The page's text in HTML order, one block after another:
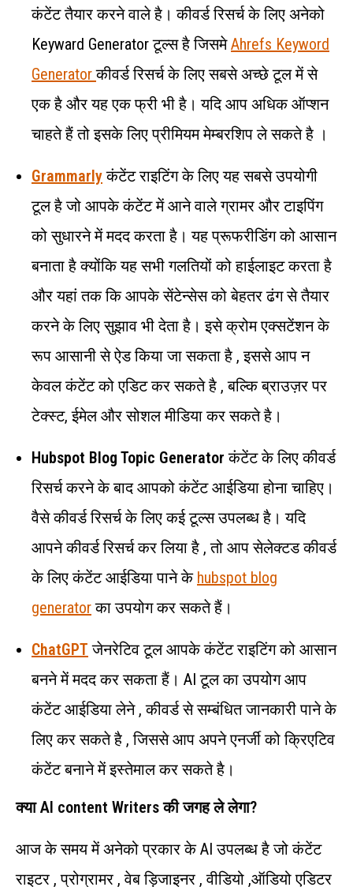
कंटेंट तैयार करने वाले है। कीवर्ड रिसर्च के लिए अनेको
Keyward Generator टूल्स है जिसमेAhrefs Keyword
Generatorकीवर्ड रिसर्च के लिए सबसे अच्छे टूल में से
एक है और यह एक फ्री भी है। यदि आप अधिक ऑप्शन
चाहते हैं तो इसके लिए प्रीमियम मेम्बरशिप ले सकते है ।
Grammarlyकंटेंट राइटिंग के लिए यह सबसे उपयोगी
टूल है जो आपके कंटेंट में आने वाले ग्रामर और टाइपिंग
को सुधारने में मदद करता है। यह प्रूफरीडिंग को आसान
बनाता है क्योंकि यह सभी गलतियों को हाईलाइट करता है
और यहां तक कि आपके सेंटेन्सेस को बेहतर ढंग से तैयार
करने के लिए सुझाव भी देता है। इसे क्रोम एक्सटेंशन के
रूप आसानी से ऐड किया जा सकता है , इससे आप न
केवल कंटेंट को एडिट कर सकते है , बल्कि ब्राउज़र पर
टेक्स्ट, ईमेल और सोशल मीडिया कर सकते है।
Hubspot Blog Topic Generator कंटेंट के लिए कीवर्ड
रिसर्च करने के बाद आपको कंटेंट आईडिया होना चाहिए।
वैसे कीवर्ड रिसर्च के लिए कई टूल्स उपलब्ध है। यदि
आपने कीवर्ड रिसर्च कर लिया है , तो आप सेलेक्टड कीवर्ड
के लिए कंटेंट आईडिया पाने के hubspot blog
generatorका उपयोग कर सकते हैं।
ChatGPT जेनरेटिव टूल आपके कंटेंट राइटिंग को आसान
बनने में मदद कर सकता हैं। AI टूल का उपयोग आप
कंटेंट आईडिया लेने , कीवर्ड से सम्बंधित जानकारी पाने के
लिए कर सकते है , जिससे आप अपने एनर्जी को क्रिएटिव
कंटेंट बनाने में इस्तेमाल कर सकते है।
क्या AI content Writers की जगह ले लेगा?
आज के समय में अनेको प्रकार के AI उपलब्ध है जो कंटेंट
राइटर , प्रोग्रामर , वेब ड़िजाइनर , वीडियो ,ऑडियो एडिटर